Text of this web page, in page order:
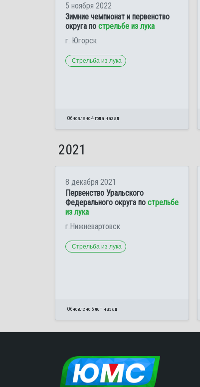
5 ноября 2022
Зимние чемпионат и первенство
округа по стрельбе из лука
г. Югорск
Стрельба из лука
Обновлено 4 года назад
2021
8 декабря 2021
Первенство Уральского
Федерального округа по стрельбе
из лука
г.Нижневартовск
Стрельба из лука
Обновлено 5 лет назад